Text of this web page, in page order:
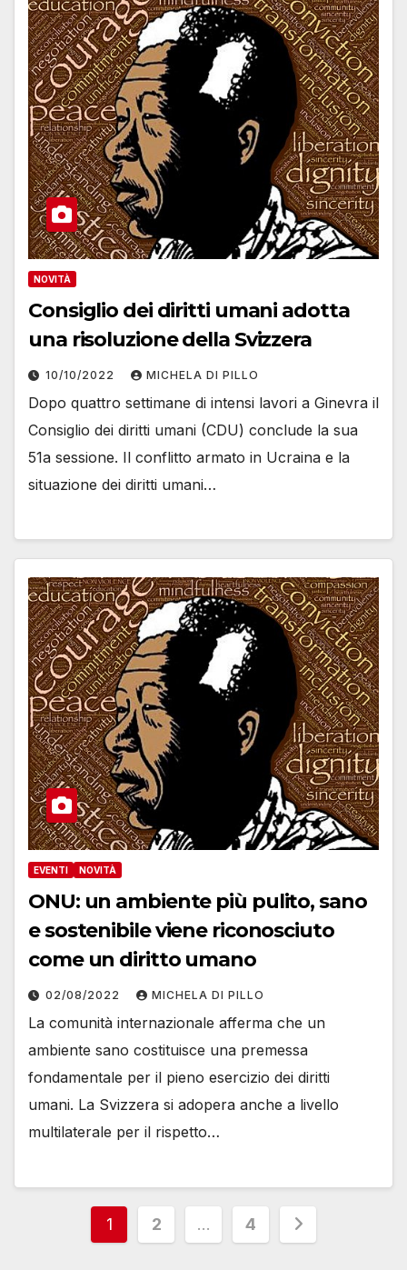
NOVITÀ
Consiglio dei diritti umani adotta
una risoluzione della Svizzera
10/10/2022 MICHELA DI PILLO
Dopo quattro settimane di intensi lavori a Ginevra il
Consiglio dei diritti umani (CDU) conclude la sua
51a sessione. Il conflitto armato in Ucraina e la
situazione dei diritti umani…
EVENTI NOVITÀ
ONU: un ambiente più pulito, sano
e sostenibile viene riconosciuto
come un diritto umano
02/08/2022 MICHELA DI PILLO
La comunità internazionale afferma che un
ambiente sano costituisce una premessa
fondamentale per il pieno esercizio dei diritti
umani. La Svizzera si adopera anche a livello
multilaterale per il rispetto…
Paginazione
1 2 … 4